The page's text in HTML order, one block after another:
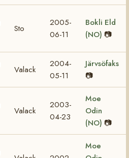
Sto
2005-
06-11
Bokli Eld
(NO) 📷
Valack
2004-
05-11
Järvsöfaks
📷
Valack
2003-
04-23
Moe
Odin
(NO) 📷
Moe